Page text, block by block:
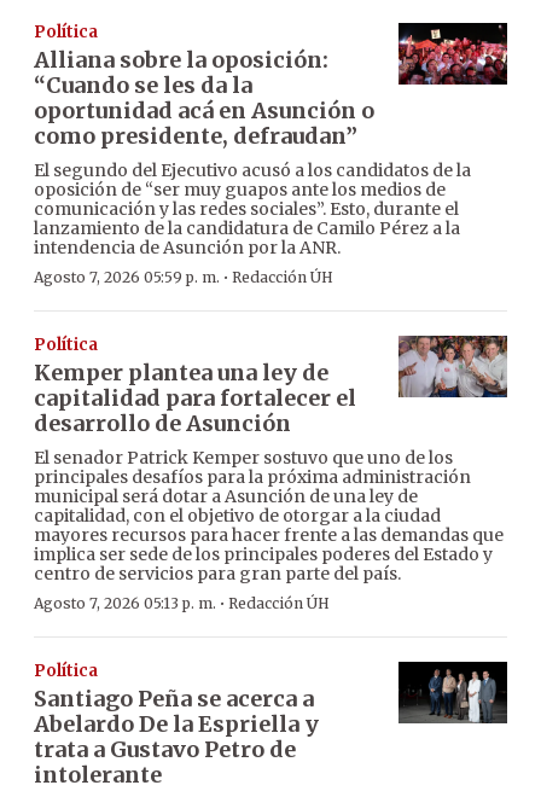
Política
Alliana sobre la oposición:
“Cuando se les da la
oportunidad acá en Asunción o
como presidente, defraudan”
El segundo del Ejecutivo acusó a los candidatos de la
oposición de “ser muy guapos ante los medios de
comunicación y las redes sociales”. Esto, durante el
lanzamiento de la candidatura de Camilo Pérez a la
intendencia de Asunción por la ANR.
Agosto 7, 2026 05:59 p. m. · Redacción ÚH
Política
Kemper plantea una ley de
capitalidad para fortalecer el
desarrollo de Asunción
El senador Patrick Kemper sostuvo que uno de los
principales desafíos para la próxima administración
municipal será dotar a Asunción de una ley de
capitalidad, con el objetivo de otorgar a la ciudad
mayores recursos para hacer frente a las demandas que
implica ser sede de los principales poderes del Estado y
centro de servicios para gran parte del país.
Agosto 7, 2026 05:13 p. m. · Redacción ÚH
Política
Santiago Peña se acerca a
Abelardo De la Espriella y
trata a Gustavo Petro de
intolerante